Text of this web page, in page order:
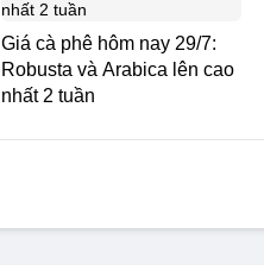
Giá cà phê hôm nay 29/7:
Robusta và Arabica lên cao
nhất 2 tuần